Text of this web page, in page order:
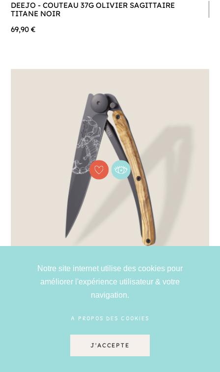
DEEJO - COUTEAU 37G OLIVIER SAGITTAIRE
TITANE NOIR
69,90 €
Notre site internet utilise des cookies pour
améliorer l'expérience utilisateur & votre
navigation.
A PROPOS DES COOKIES
J'ACCEPTE